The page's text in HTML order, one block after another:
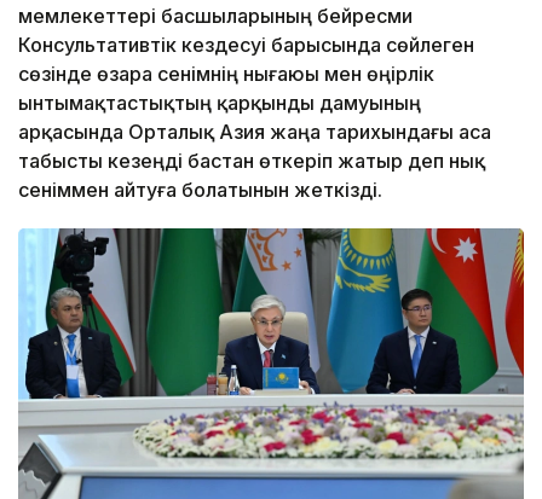
мемлекеттері басшыларының бейресми
Консультативтік кездесуі барысында сөйлеген
сөзінде өзара сенімнің нығаюы мен өңірлік
ынтымақтастықтың қарқынды дамуының
арқасында Орталық Азия жаңа тарихындағы аса
табысты кезеңді бастан өткеріп жатыр деп нық
сеніммен айтуға болатынын жеткізді.